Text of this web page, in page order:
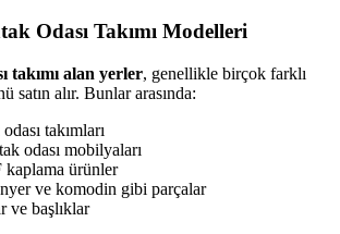
Odası Takımı Modelleri
takımı alan yerler, genellikle birçok farklı
satın alır. Bunlar arasında:
takımları
odası mobilyaları
ürünler
ve komodin gibi parçalar
ve başlıklar